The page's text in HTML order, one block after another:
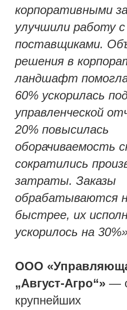
корпоративными
улучшили работу с
поставщиками.
решения в
ландшафт
60% ускорилась
управленческой
20% повысилась
оборачиваемость
сократились
затраты. Заказы
обрабатываются
быстрее, их
ускорилось на
ООО
„Август-Агро“» —
крупнейших